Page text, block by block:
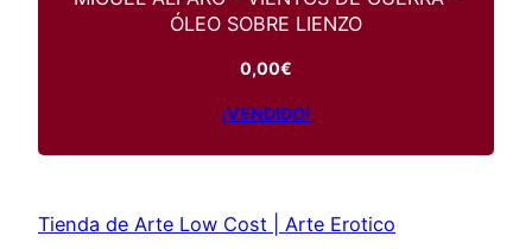
ÓLEO SOBRE LIENZO
0,00€
¡VENDIDO!
Tienda de Arte Low Cost | Arte Erotico